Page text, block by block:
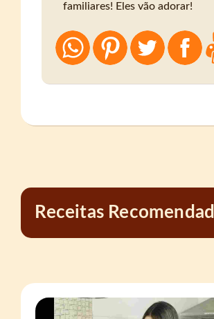
familiares! Eles vão adorar!
Receitas